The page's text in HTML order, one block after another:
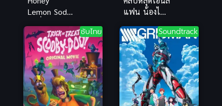
Lemon Soda
โซดา
แฟน น้องไข่
เล่นก่อนขึ้น
ขย่มเอง หุ่น
เอ็กซ์จัด
ซับไทย Soundtrack